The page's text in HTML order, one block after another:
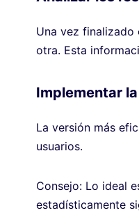
Una vez finalizado
otra. Esta
Implementar
La versión más
usuarios.
Consejo: Lo ideal
estadísticamente